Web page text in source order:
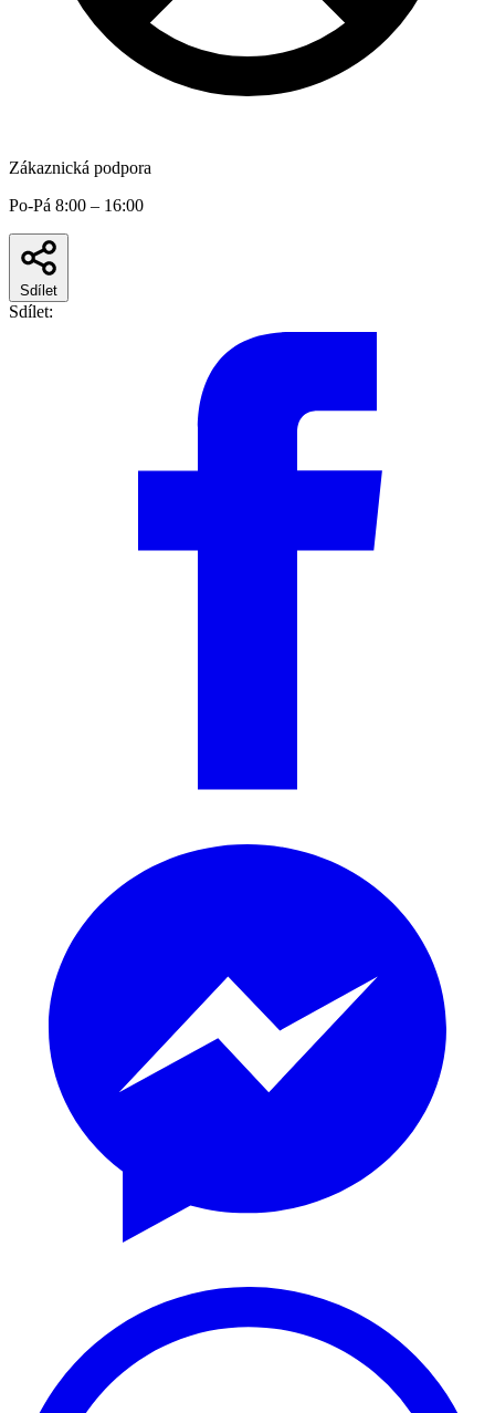
Zákaznická podpora
Po-Pá 8:00 – 16:00
Sdílet
Sdílet: